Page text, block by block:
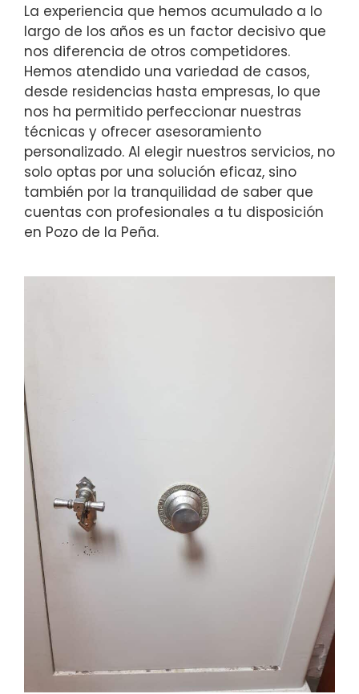
La experiencia que hemos acumulado a lo
largo de los años es un factor decisivo que
nos diferencia de otros competidores.
Hemos atendido una variedad de casos,
desde residencias hasta empresas, lo que
nos ha permitido perfeccionar nuestras
técnicas y ofrecer asesoramiento
personalizado. Al elegir nuestros servicios, no
solo optas por una solución eficaz, sino
también por la tranquilidad de saber que
cuentas con profesionales a tu disposición
en Pozo de la Peña.